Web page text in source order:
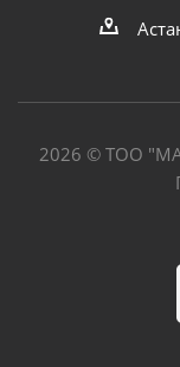
2026 © ТОО